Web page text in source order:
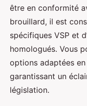
être en conformité
brouillard, il est
spécifiques VSP et
homologués. Vous
options adaptées
garantissant un
législation.